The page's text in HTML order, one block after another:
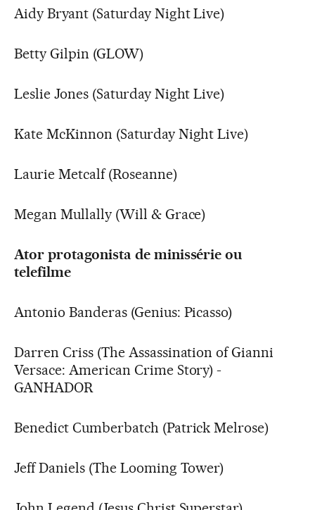
Aidy Bryant (Saturday Night Live)
Betty Gilpin (GLOW)
Leslie Jones (Saturday Night Live)
Kate McKinnon (Saturday Night Live)
Laurie Metcalf (Roseanne)
Megan Mullally (Will & Grace)
Ator protagonista de minissérie ou
telefilme
Antonio Banderas (Genius: Picasso)
Darren Criss (The Assassination of Gianni
Versace: American Crime Story) -
GANHADOR
Benedict Cumberbatch (Patrick Melrose)
Jeff Daniels (The Looming Tower)